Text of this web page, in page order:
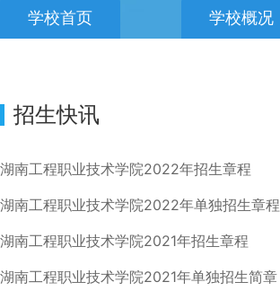
学校首页 学校概况
招生快讯
湖南工程职业技术学院2022年招生章程
湖南工程职业技术学院2022年单独招生章程
湖南工程职业技术学院2021年招生章程
湖南工程职业技术学院2021年单独招生简章